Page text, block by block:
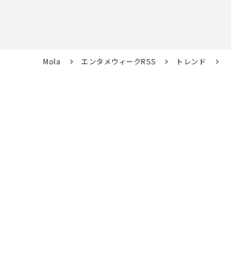
Mola エンタメウィークRSS トレンド